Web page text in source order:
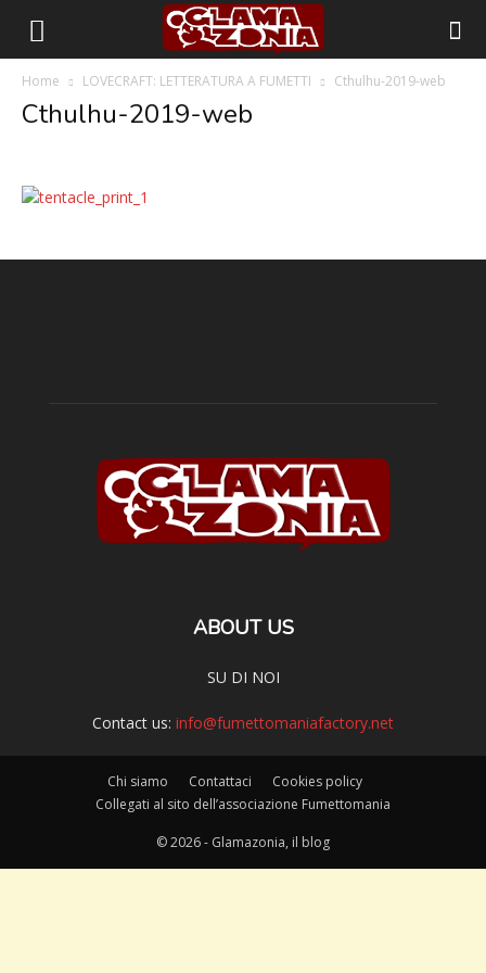
Home LOVECRAFT: LETTERATURA A FUMETTI Cthulhu-2019-web
Cthulhu-2019-web
ABOUT US
SU DI NOI
Contact us: info@fumettomaniafactory.net
Chi siamo Contattaci
Cookies policy
Collegati al sito dell’associazione Fumettomania
© 2026 - Glamazonia, il blog